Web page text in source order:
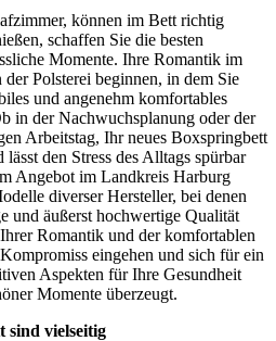
können im Bett richtig
schaffen Sie die besten
Momente. Ihre Romantik im
Polsterei beginnen, in dem Sie
und angenehm komfortables
in der Nachwuchsplanung oder der
Arbeitstag, Ihr neues Boxspringbett
den Stress des Alltags spürbar
Angebot im Landkreis Harburg
diverser Hersteller, bei denen
und äußerst hochwertige Qualität
Romantik und der komfortablen
eingehen und sich für ein
Aspekten für Ihre Gesundheit
Momente überzeugt.
sind vielseitig